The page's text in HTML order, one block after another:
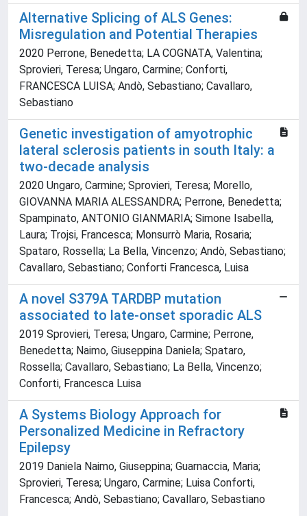
Alternative Splicing of ALS Genes:
Misregulation and Potential Therapies
2020 Perrone, Benedetta; LA COGNATA, Valentina;
Sprovieri, Teresa; Ungaro, Carmine; Conforti,
FRANCESCA LUISA; Andò, Sebastiano; Cavallaro,
Sebastiano
Genetic investigation of amyotrophic
lateral sclerosis patients in south Italy: a
two-decade analysis
2020 Ungaro, Carmine; Sprovieri, Teresa; Morello,
GIOVANNA MARIA ALESSANDRA; Perrone, Benedetta;
Spampinato, ANTONIO GIANMARIA; Simone Isabella,
Laura; Trojsi, Francesca; Monsurrò Maria, Rosaria;
Spataro, Rossella; La Bella, Vincenzo; Andò, Sebastiano;
Cavallaro, Sebastiano; Conforti Francesca, Luisa
A novel S379A TARDBP mutation
associated to late-onset sporadic ALS
2019 Sprovieri, Teresa; Ungaro, Carmine; Perrone,
Benedetta; Naimo, Giuseppina Daniela; Spataro,
Rossella; Cavallaro, Sebastiano; La Bella, Vincenzo;
Conforti, Francesca Luisa
A Systems Biology Approach for
Personalized Medicine in Refractory
Epilepsy
2019 Daniela Naimo, Giuseppina; Guarnaccia, Maria;
Sprovieri, Teresa; Ungaro, Carmine; Luisa Conforti,
Francesca; Andò, Sebastiano; Cavallaro, Sebastiano